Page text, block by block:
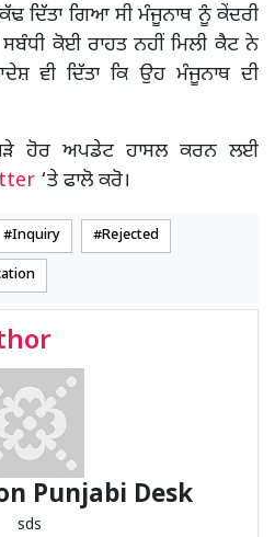
ਦਿੱਤਾ ਗਿਆ ਸੀ ਮੰਜੂਨਾਥ ਨੂੰ ਕੇਂਦਰੀ
ਸਬੰਧੀ ਕੋਈ ਰਾਹਤ ਨਹੀਂ ਮਿਲੀ ਕੈਟ ਨੇ
ਵੀ ਦਿੱਤਾ ਕਿ ਉਹ ਮੰਜੂਨਾਥ ਦੀ
ਹੋਰ ਅਪਡੇਟ ਹਾਸਲ ਕਰਨ ਲਈ
‘ਤੇ ਫਾਲੋ ਕਰੋ।
Inquiry Rejected
Punjabi Desk
sds